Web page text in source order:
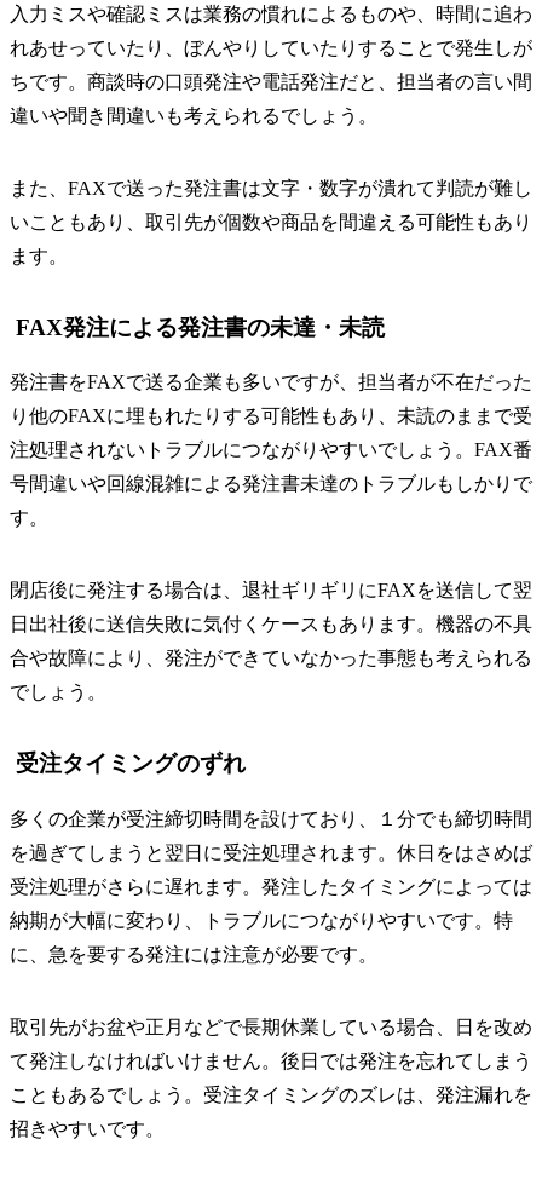
入力ミスや確認ミスは業務の慣れによるものや、時間に追わ
れあせっていたり、ぼんやりしていたりすることで発生しが
ちです。商談時の口頭発注や電話発注だと、担当者の言い間
違いや聞き間違いも考えられるでしょう。
また、FAXで送った発注書は文字・数字が潰れて判読が難し
いこともあり、取引先が個数や商品を間違える可能性もあり
ます。
FAX発注による発注書の未達・未読
発注書をFAXで送る企業も多いですが、担当者が不在だった
り他のFAXに埋もれたりする可能性もあり、未読のままで受
注処理されないトラブルにつながりやすいでしょう。FAX番
号間違いや回線混雑による発注書未達のトラブルもしかりで
す。
閉店後に発注する場合は、退社ギリギリにFAXを送信して翌
日出社後に送信失敗に気付くケースもあります。機器の不具
合や故障により、発注ができていなかった事態も考えられる
でしょう。
受注タイミングのずれ
多くの企業が受注締切時間を設けており、１分でも締切時間
を過ぎてしまうと翌日に受注処理されます。休日をはさめば
受注処理がさらに遅れます。発注したタイミングによっては
納期が大幅に変わり、トラブルにつながりやすいです。特
に、急を要する発注には注意が必要です。
取引先がお盆や正月などで長期休業している場合、日を改め
て発注しなければいけません。後日では発注を忘れてしまう
こともあるでしょう。受注タイミングのズレは、発注漏れを
招きやすいです。